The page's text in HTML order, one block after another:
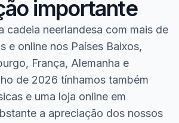
importante
cadeia neerlandesa com mais de
e online nos Países Baixos,
França, Alemanha e
de 2026 tínhamos também
e uma loja online em
a apreciação dos nossos